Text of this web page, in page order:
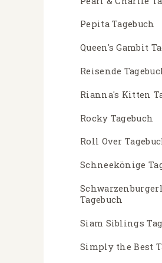
Pepita Tagebuch
Queen's Gambit
Reisende
Rianna's Kitten
Rocky Tagebuch
Roll Over
Schneekönige
Tagebuch
Siam Siblings
Simply the Best